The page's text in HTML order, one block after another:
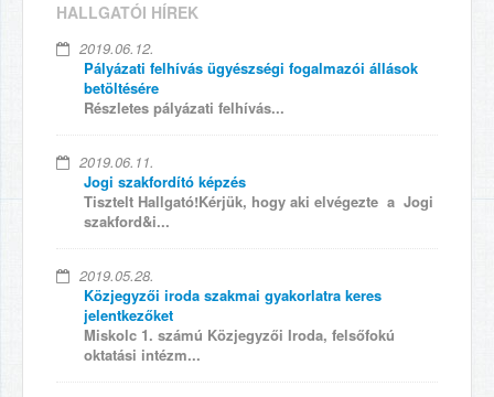
HALLGATÓI HÍREK
2019.06.12.
Pályázati felhívás ügyészségi fogalmazói állások
betöltésére
Részletes pályázati felhívás...
2019.06.11.
Jogi szakfordító képzés
Tisztelt Hallgató!Kérjük, hogy aki elvégezte a Jogi
szakford&i...
2019.05.28.
Közjegyzői iroda szakmai gyakorlatra keres
jelentkezőket
Miskolc 1. számú Közjegyzői Iroda, felsőfokú
oktatási intézm...